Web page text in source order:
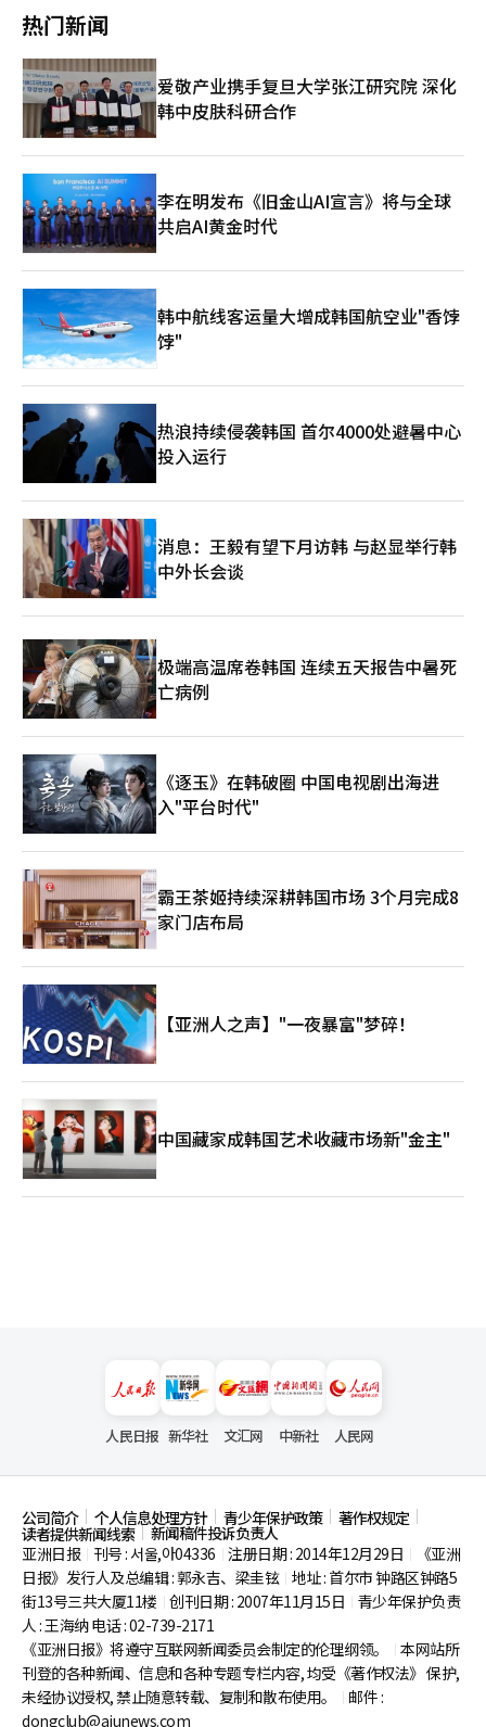
甚至为搭建演出舞台，对校园内树木、休息区域等空间进行拆除或
调整，引发学生争议。 随着大量观众聚集，部分高校因噪音问题
接连收到投诉，还有学校在校庆期间向图书馆学生发放耳塞，并开
放相对安静的教室供学生学习。原本以学生共同参与为核心的校园
庆典，如今虽然更加热闹，却也让不少在校生感到过去独有的校园
氛围正在淡去。 这种变化并无绝对的优劣之分，而是时代审美、
需求与娱乐文化共同作用的结果。笔者认为，韩国校庆的变化，是
青年审美迭代与社会娱乐化发展的真实缩影。未来的校园庆典，可
能更加多元热闹，但也需要在娱乐性与校园文化之间寻找平衡，在
接纳新潮流的同时，尽可能保留属于校园的独特记忆与氛围，才能
让这场青春盛会，始终扎根校园、属于学生。
热门新闻
爱敬产业携手复旦大学张江研究院 深化
韩中皮肤科研合作
李在明发布《旧金山AI宣言》将与全球
共启AI黄金时代
韩中航线客运量大增成韩国航空业"香饽
饽"
热浪持续侵袭韩国 首尔4000处避暑中心
投入运行
消息：王毅有望下月访韩 与赵显举行韩
中外长会谈
极端高温席卷韩国 连续五天报告中暑死
亡病例
《逐玉》在韩破圈 中国电视剧出海进
入"平台时代"
霸王茶姬持续深耕韩国市场 3个月完成8
家门店布局
【亚洲人之声】"一夜暴富"梦碎！
中国藏家成韩国艺术收藏市场新"金主"
人民日报 新华社 文汇网 中新社 人民网
公司简介 个人信息处理方针 青少年保护政策 著作权规定
读者提供新闻线索
新闻稿件投诉负责人
亚洲日报
刊号 : 서울,아04336 注册日期 : 2014年12月29日
《亚洲
日报》发行人及总编辑 : 郭永吉、梁圭铉 地址 : 首尔市钟路区钟路5
街13号三共大厦11楼 创刊日期 : 2007年11月15日
青少年保护负责
人 : 王海纳 电话 : 02-739-2171
《亚洲日报》将遵守互联网新闻委员会制定的伦理纲领。
本网站所
刊登的各种新闻、信息和各种专题专栏内容, 均受《著作权法》 保护,
未经协议授权, 禁止随意转载、复制和散布使用。
邮件 :
dongclub@ajunews.com